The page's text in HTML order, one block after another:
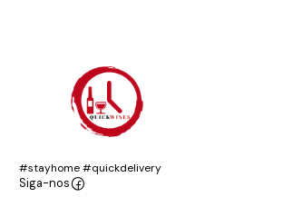
#stayhome #quickdelivery
Siga-nos